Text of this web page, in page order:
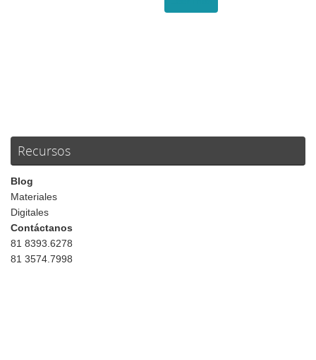
Recursos
Blog
Materiales
Digitales
Contáctanos
81 8393.6278
81 3574.7998